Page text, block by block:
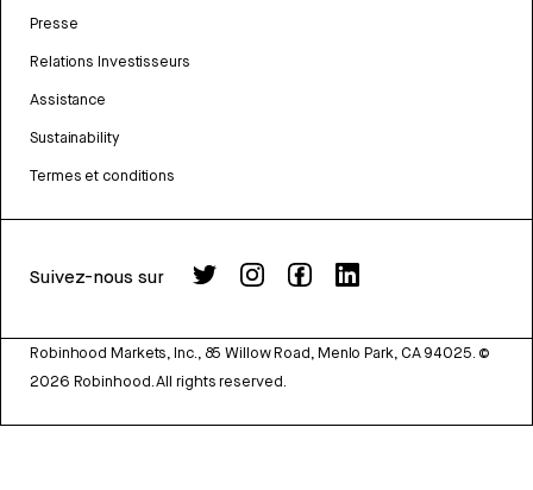
Presse
Relations Investisseurs
Assistance
Sustainability
Termes et conditions
Suivez-nous sur
Robinhood Markets, Inc., 85 Willow Road, Menlo Park, CA 94025. ©
2026 Robinhood. All rights reserved.